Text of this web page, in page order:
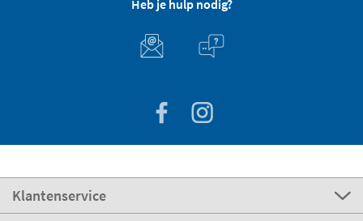
Heb je hulp nodig?
Klantenservice